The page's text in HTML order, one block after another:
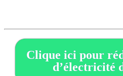
Clique ici pour
d’électricité